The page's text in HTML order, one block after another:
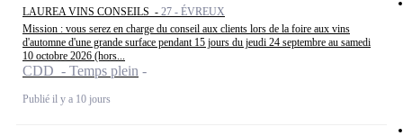
LAUREA VINS CONSEILS - 27 - ÉVREUX
Mission : vous serez en charge du conseil aux clients lors de la foire aux vins
d'automne d'une grande surface pendant 15 jours du jeudi 24 septembre au samedi
10 octobre 2026 (hors...
CDD - Temps plein
Publié il y a 10 jours